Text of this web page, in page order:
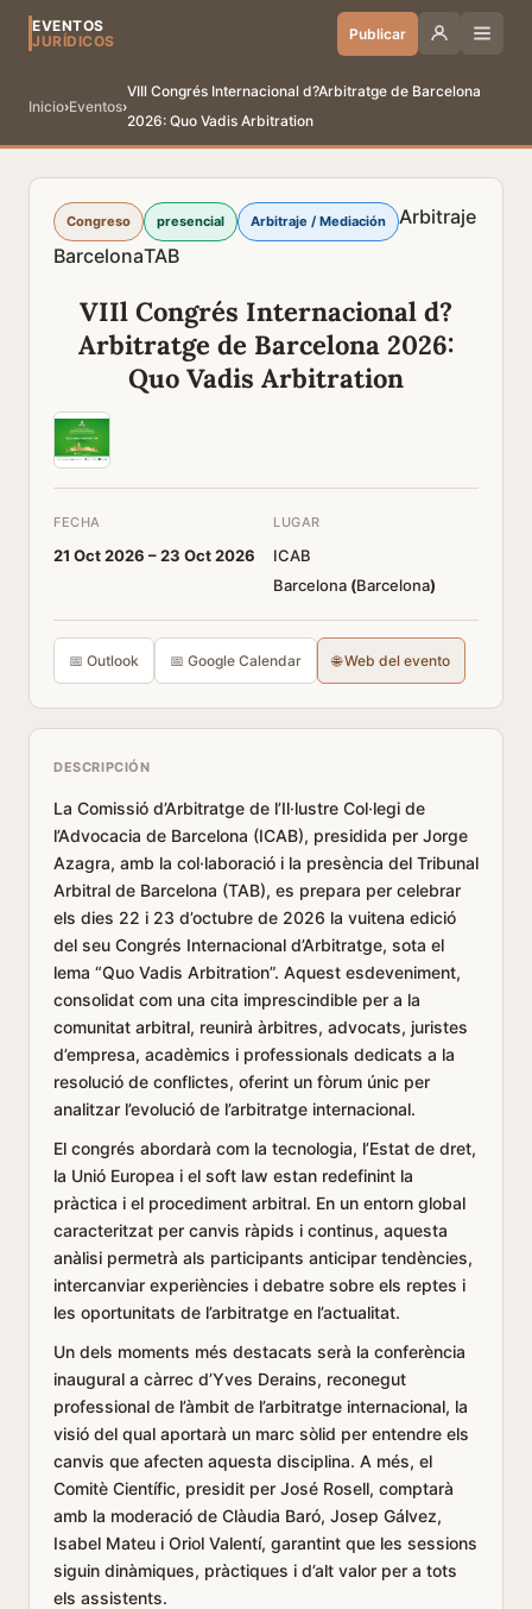
EVENTOS
JURÍDICOS
Publicar
Inicio›Eventos›
VIIl Congrés Internacional d?Arbitratge de Barcelona
2026: Quo Vadis Arbitration
Congreso presencial Arbitraje / Mediación
Arbitraje
BarcelonaTAB
VIIl Congrés Internacional d?
Arbitratge de Barcelona 2026:
Quo Vadis Arbitration
FECHA
21 Oct 2026 –23 Oct 2026
LUGAR
ICAB
Barcelona (Barcelona)
📅 Outlook 📅 Google Calendar 🌐 Web del evento
DESCRIPCIÓN
La Comissió d’Arbitratge de l’Il·lustre Col·legi de
l’Advocacia de Barcelona (ICAB), presidida per Jorge
Azagra, amb la col·laboració i la presència del Tribunal
Arbitral de Barcelona (TAB), es prepara per celebrar
els dies 22 i 23 d’octubre de 2026 la vuitena edició
del seu Congrés Internacional d’Arbitratge, sota el
lema “Quo Vadis Arbitration”. Aquest esdeveniment,
consolidat com una cita imprescindible per a la
comunitat arbitral, reunirà àrbitres, advocats, juristes
d’empresa, acadèmics i professionals dedicats a la
resolució de conflictes, oferint un fòrum únic per
analitzar l’evolució de l’arbitratge internacional.
El congrés abordarà com la tecnologia, l’Estat de dret,
la Unió Europea i el soft law estan redefinint la
pràctica i el procediment arbitral. En un entorn global
caracteritzat per canvis ràpids i continus, aquesta
anàlisi permetrà als participants anticipar tendències,
intercanviar experiències i debatre sobre els reptes i
les oportunitats de l’arbitratge en l’actualitat.
Un dels moments més destacats serà la conferència
inaugural a càrrec d’Yves Derains, reconegut
professional de l’àmbit de l’arbitratge internacional, la
visió del qual aportarà un marc sòlid per entendre els
canvis que afecten aquesta disciplina. A més, el
Comitè Científic, presidit per José Rosell, comptarà
amb la moderació de Clàudia Baró, Josep Gálvez,
Isabel Mateu i Oriol Valentí, garantint que les sessions
siguin dinàmiques, pràctiques i d’alt valor per a tots
els assistents.